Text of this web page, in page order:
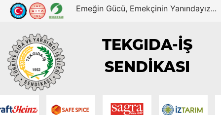
Emeğin Gücü, Emekçinin Yanındayız...
TEKGIDA-İŞ
SENDİKASI